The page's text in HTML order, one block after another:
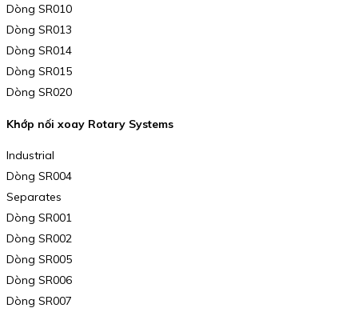
Dòng SR010
Dòng SR013
Dòng SR014
Dòng SR015
Dòng SR020
Khớp nối xoay Rotary Systems
Industrial
Dòng SR004
Separates
Dòng SR001
Dòng SR002
Dòng SR005
Dòng SR006
Dòng SR007